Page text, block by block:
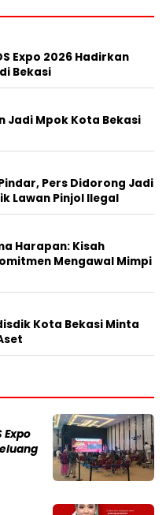
Expo 2026 Hadirkan
Bekasi
Jadi Mpok Kota Bekasi
Pers Didorong Jadi
Lawan Pinjol Ilegal
Harapan: Kisah
Mengawal Mimpi
Kota Bekasi Minta
Expo